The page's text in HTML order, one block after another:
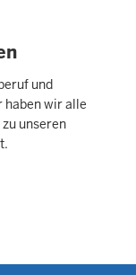
und
haben wir alle
unseren